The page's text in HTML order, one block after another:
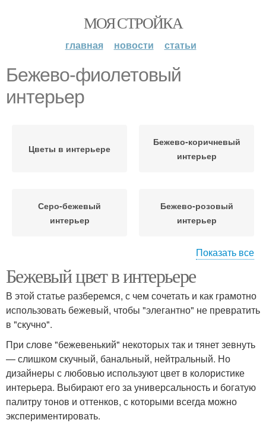
МОЯ СТРОЙКА
главная новости статьи
Бежево-фиолетовый
интерьер
Цветы в интерьере
Бежево-коричневый
интерьер
Серо-бежевый
интерьер
Бежево-розовый
интерьер
Сочетания в интерьере Цвета в интерьере
тонах
Бежевые интерьеры
Светло-бежевый
интерьер
Кухня в интерьере
Показать все
Бежевый цвет в интерьере
В этой статье разберемся, с чем сочетать и как грамотно
использовать бежевый, чтобы "элегантно" не превратить
в "скучно".
При слове "бежевенький" некоторых так и тянет зевнуть
— слишком скучный, банальный, нейтральный. Но
дизайнеры с любовью используют цвет в колористике
интерьера. Выбирают его за универсальность и богатую
палитру тонов и оттенков, с которыми всегда можно
экспериментировать.